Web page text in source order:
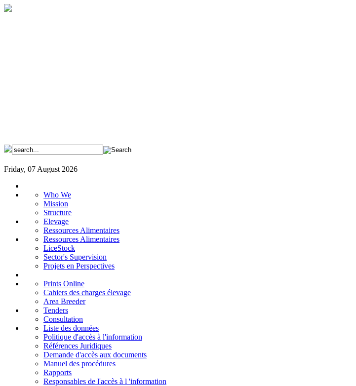
Friday, 07 August 2026
Who We
Mission
Structure
Elevage
Ressources Alimentaires
Ressources Alimentaires
LiceStock
Sector's Supervision
Projets en Perspectives
Prints Online
Cahiers des charges élevage
Area Breeder
Tenders
Consultation
Liste des données
Politique d'accès à l'information
Références Juridiques
Demande d'accès aux documents
Manuel des procédures
Rapports
Responsables de l'accès à l 'information